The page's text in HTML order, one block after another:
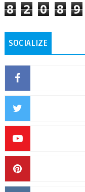
8 2 0 8 9
SOCIALIZE